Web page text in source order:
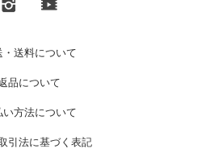
・送料について
品について
い方法について
引法に基づく表記